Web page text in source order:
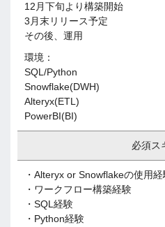
12月下旬より構築開始
3月末リリース予定
その後、運用
環境：
SQL/Python
Snowflake(DWH)
Alteryx(ETL)
PowerBI(BI)
必須ス
・Alteryx or Snowflakeの使用経
・ワークフロー構築経験
・SQL経験
・Python経験